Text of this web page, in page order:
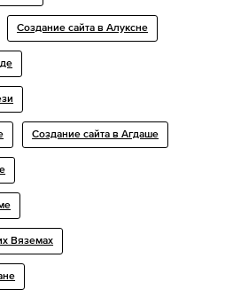
Создание сайта в Алуксне
Создание сайта в Агдаше
Вяземах